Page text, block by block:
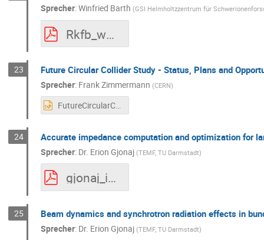
Sprecher:Winfried Barth (GSI Helmholtzzentrum für
Rkfb_workshop09-20_wbarth_3.pdf
23 Future Circular Collider Study - Status, Plans and
Sprecher: Frank Zimmermann (CERN)
FutureCircularColliderStudy-StatusPlansOpportunities.pptx
24 Accurate impedance computation and optimization for
Sprecher: Dr. Erion Gjonaj (TEMF, TU Darmstadt)
gjonaj_impedances_kfb_2020.pdf
25 Beam dynamics and synchrotron radiation effects in
Sprecher: Dr. Erion Gjonaj (TEMF, TU Darmstadt)